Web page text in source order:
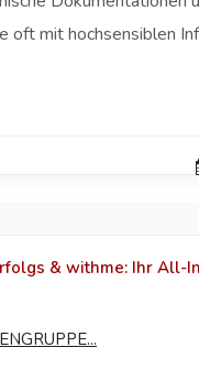
oft mit hochsensiblen
& withme: Ihr All-